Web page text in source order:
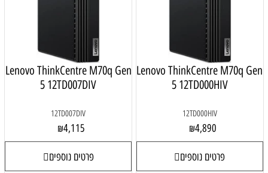
Lenovo ThinkCentre M70q Gen
5 12TD000HIV
12TD000HIV
₪4,890
פרטים נוספים
Lenovo ThinkCentre M70q Gen
5 12TD007DIV
12TD007DIV
₪4,115
פרטים נוספים